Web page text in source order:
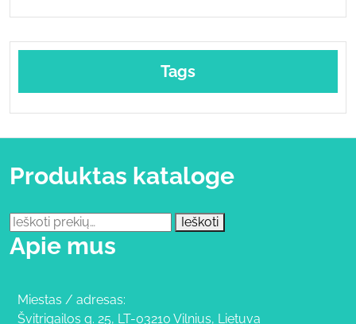
Tags
Produktas kataloge
Ieškoti: Ieškoti
Apie mus
Miestas / adresas:
Švitrigailos g. 25, LT-03210 Vilnius, Lietuva